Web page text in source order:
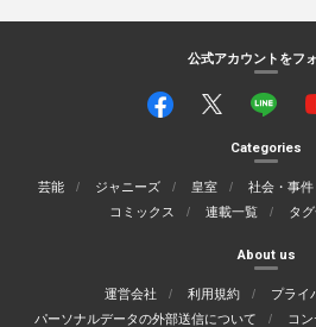
公式アカウントをフ
Categories
芸能 ジャニーズ 皇室 社会・事件
コミックス
連載一覧 タ
About us
運営会社 利用規約
プライ
パーソナルデータの外部送信について
コ